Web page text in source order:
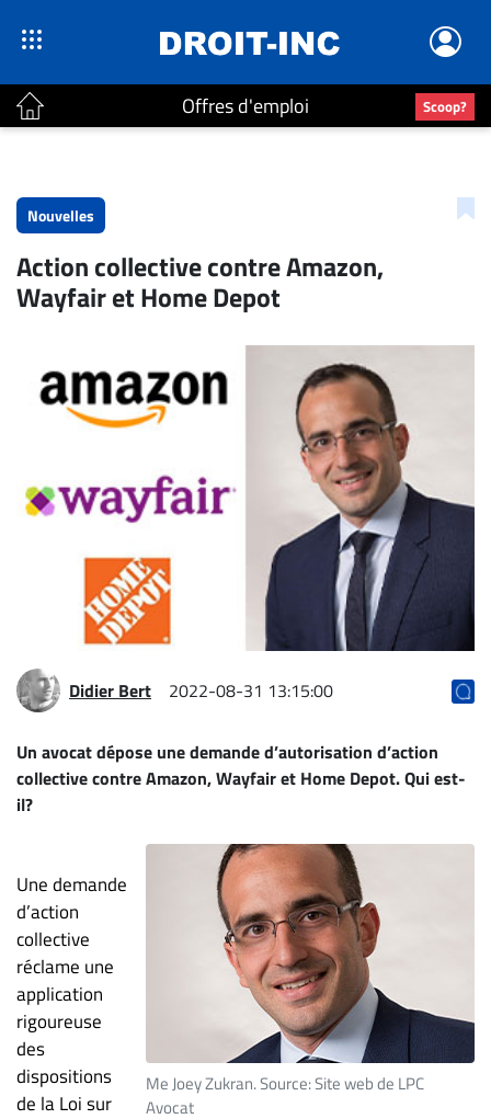
Offres d'emploi Scoop?
Accueil
Continu
Nominations
Conseillers
Juridiques
Campus
Archives
EMPLOIS
AVOCATS
ET
JURISTES
Offres
Métiers
Scoop?
CABINETS
ET
ENTREPRISES
Espace
entreprises
Nouvelles
Action collective contre Amazon,
Wayfair et Home Depot
Didier Bert 2022-08-31 13:15:00
Un avocat dépose une demande d’autorisation d’action
collective contre Amazon, Wayfair et Home Depot. Qui est-
il?
Me Joey Zukran. Source: Site web de LPC
Avocat
Une demande
d’action
collective
réclame une
application
rigoureuse
des
dispositions
de la Loi sur